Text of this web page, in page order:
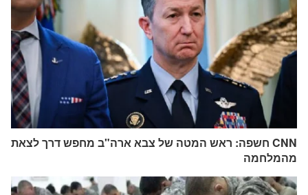
CNN חשפה: ראש המטה של ​​צבא ארה"ב מחפש דרך לצאת
מהמלחמה